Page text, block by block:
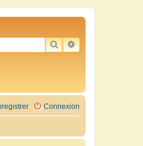
RECHERCHER
RECHERCHE
Connexion